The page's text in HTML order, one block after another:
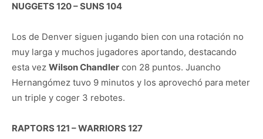
NUGGETS 120 – SUNS 104
Los de Denver siguen jugando bien con una rotación no
muy larga y muchos jugadores aportando, destacando
esta vez Wilson Chandler con 28 puntos. Juancho
Hernangómez tuvo 9 minutos y los aprovechó para meter
un triple y coger 3 rebotes.
RAPTORS 121 – WARRIORS 127